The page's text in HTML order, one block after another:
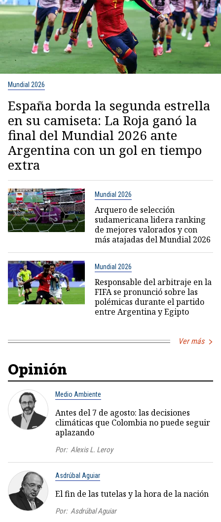
Mundial 2026
España borda la segunda estrella
en su camiseta: La Roja ganó la
final del Mundial 2026 ante
Argentina con un gol en tiempo
extra
Mundial 2026
Arquero de selección
sudamericana lidera ranking
de mejores valorados y con
más atajadas del Mundial 2026
Mundial 2026
Responsable del arbitraje en la
FIFA se pronunció sobre las
polémicas durante el partido
entre Argentina y Egipto
Ver más
Opinión
Medio Ambiente
Antes del 7 de agosto: las decisiones
climáticas que Colombia no puede seguir
aplazando
Por: Alexis L. Leroy
Asdrúbal Aguiar
El fin de las tutelas y la hora de la nación
Por: Asdrúbal Aguiar